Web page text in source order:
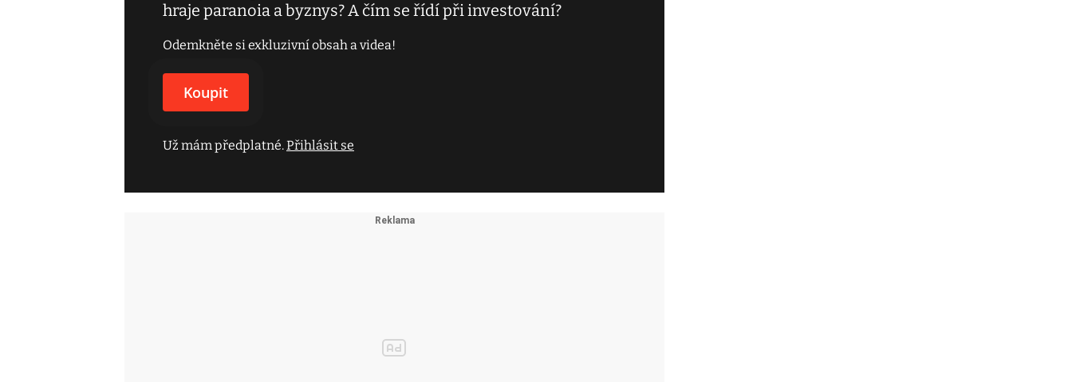
hraje paranoia a byznys? A čím se řídí při investování?
Odemkněte si exkluzivní obsah a videa!
Koupit
Už mám předplatné.Přihlásit se